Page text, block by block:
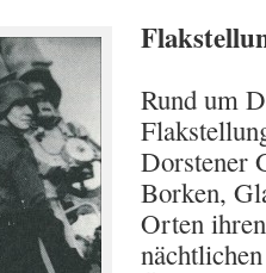
Rund um
Dorstener
Borken,
Orten